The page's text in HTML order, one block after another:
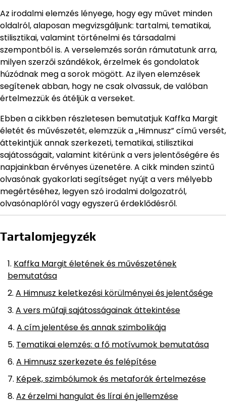
Az irodalmi elemzés lényege, hogy egy művet minden
oldalról, alaposan megvizsgáljunk: tartalmi, tematikai,
stilisztikai, valamint történelmi és társadalmi
szempontból is. A verselemzés során rámutatunk arra,
milyen szerzői szándékok, érzelmek és gondolatok
húzódnak meg a sorok mögött. Az ilyen elemzések
segítenek abban, hogy ne csak olvassuk, de valóban
értelmezzük és átéljük a verseket.
Ebben a cikkben részletesen bemutatjuk Kaffka Margit
életét és művészetét, elemzzük a „Himnusz” című versét,
áttekintjük annak szerkezeti, tematikai, stilisztikai
sajátosságait, valamint kitérünk a vers jelentőségére és
napjainkban érvényes üzenetére. A cikk minden szintű
olvasónak gyakorlati segítséget nyújt a vers mélyebb
megértéséhez, legyen szó irodalmi dolgozatról,
olvasónaplóról vagy egyszerű érdeklődésről.
Tartalomjegyzék
Kaffka Margit életének és művészetének
bemutatása
A Himnusz keletkezési körülményei és jelentősége
A vers műfaji sajátosságainak áttekintése
A cím jelentése és annak szimbolikája
Tematikai elemzés: a fő motívumok bemutatása
A Himnusz szerkezete és felépítése
Képek, szimbólumok és metaforák értelmezése
Az érzelmi hangulat és lírai én jellemzése